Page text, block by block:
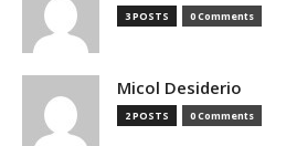
3 POSTS 0 Comments
Micol Desiderio
2 POSTS 0 Comments